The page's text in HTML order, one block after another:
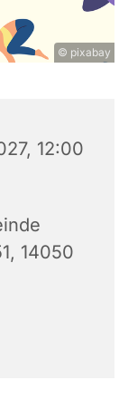
© pixabay
12:00
14050